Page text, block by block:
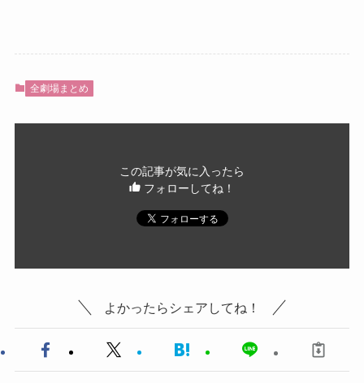
全劇場まとめ
この記事が気に入ったら
フォローしてね！
よかったらシェアしてね！